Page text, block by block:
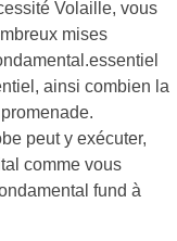
Volaille, vous
mises
ainsi combien la
peut y exécuter,
comme vous
fund à